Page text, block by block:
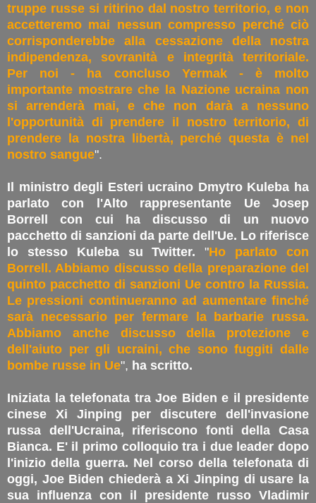
truppe russe si ritirino dal nostro territorio, e non
accetteremo mai nessun compresso perché ciò
corrisponderebbe alla cessazione della nostra
indipendenza, sovranità e integrità territoriale.
Per noi - ha concluso Yermak - è molto
importante mostrare che la Nazione ucraina non
si arrenderà mai, e che non darà a nessuno
l'opportunità di prendere il nostro territorio, di
prendere la nostra libertà, perché questa è nel
nostro sangue".
Il ministro degli Esteri ucraino Dmytro Kuleba ha
parlato con l'Alto rappresentante Ue Josep
Borrell con cui ha discusso di un nuovo
pacchetto di sanzioni da parte dell'Ue. Lo riferisce
lo stesso Kuleba su Twitter."Ho parlato con
Borrell. Abbiamo discusso della preparazione del
quinto pacchetto di sanzioni Ue contro la Russia.
Le pressioni continueranno ad aumentare finché
sarà necessario per fermare la barbarie russa.
Abbiamo anche discusso della protezione e
dell'aiuto per gli ucraini, che sono fuggiti dalle
bombe russe in Ue", ha scritto.
Iniziata la telefonata tra Joe Biden e il presidente
cinese Xi Jinping per discutere dell'invasione
russa dell'Ucraina, riferiscono fonti della Casa
Bianca. E' il primo colloquio tra i due leader dopo
l'inizio della guerra. Nel corso della telefonata di
oggi, Joe Biden chiederà a Xi Jinping di usare la
sua influenza con il presidente russo Vladimir